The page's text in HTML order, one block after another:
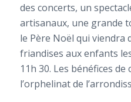
des concerts, un
artisanaux, une grande
le Père Noël qui viendra
friandises aux enfants
11h 30. Les bénéfices
l’orphelinat de